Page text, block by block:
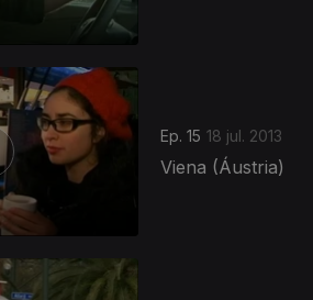
Ep. 15 18 jul. 2013
Viena (Áustria)